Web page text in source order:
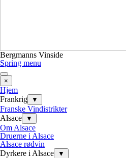
Bergmanns Vinside
Spring menu
×
Hjem
Frankrig
▼
Franske Vindistrikter
Alsace
▼
Om Alsace
Druerne i Alsace
Alsace rødvin
Dyrkere i Alsace
▼